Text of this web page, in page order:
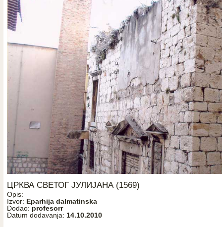
ЦРКВА СВЕТОГ ЈУЛИЈАНА (1569)
Opis:
Izvor: Eparhija dalmatinska
Dodao: profesorr
Datum dodavanja: 14.10.2010